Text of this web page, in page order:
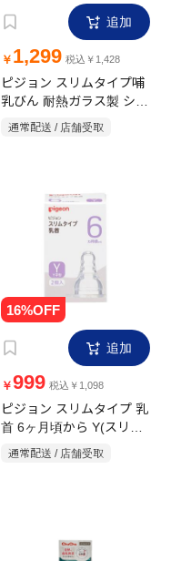
追加
￥ 1,299 税込￥1,428
ピジョン スリムタイプ哺
乳びん 耐熱ガラス製 シリ
120ml
通常配送 / 店舗受取
追加
￥999 税込￥1,098
ピジョン スリムタイプ 乳
首 6ヶ月頃から Y(スリー
カット) 2個 入
通常配送 / 店舗受取